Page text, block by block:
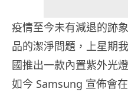
疫情至今未有減退的跡
品的潔淨問題，上星期
國推出一款內置紫外光
如今 Samsung 宣佈會